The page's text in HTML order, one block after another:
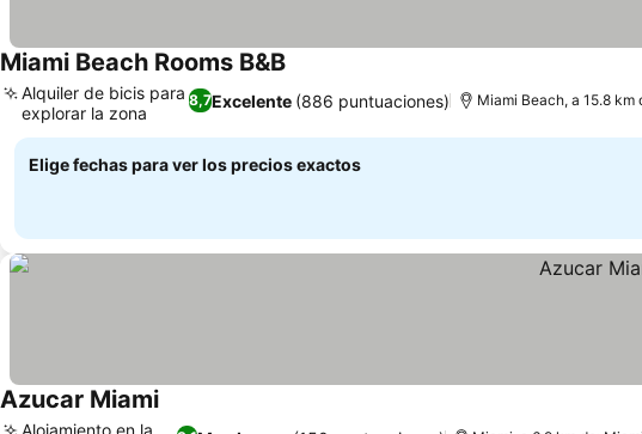
Miami Beach Rooms B&BVer precios
8,7Excelente (886 puntuaciones)
Alquiler de bicis para
explorar la zona
Miami Beach, a 15.8 km
Elige fechas para ver los precios exactos
Azucar MiamiVer precios
Alojamiento en la